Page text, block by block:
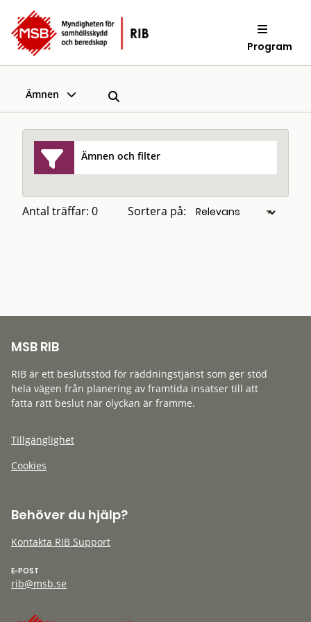
Program
Ämnen
Ämnen och filter
Antal träffar: 0 Sortera på:
MSB RIB
RIB är ett beslutsstöd för räddningstjänst som ger stöd
hela vägen från planering av framtida insatser till att
fatta rätt beslut när olyckan är framme.
Tillgänglighet
Cookies
Behöver du hjälp?
Kontakta RIB Support
E-POST
rib@msb.se